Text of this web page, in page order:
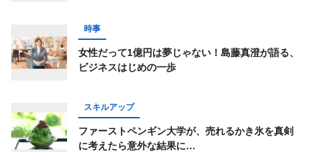
時事
女性だって1億円は夢じゃない！島藤真澄が語る、
ビジネスはじめの一歩
スキルアップ
ファーストペンギン大学が、売れるかき氷を真剣
に考えたら意外な結果に…